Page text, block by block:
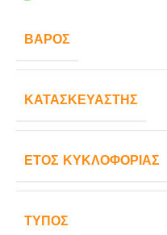
ΒΆΡΟΣ
ΚΑΤΑΣΚΕΥΑΣΤΉΣ
ΈΤΟΣ ΚΥΚΛΟΦΟΡΊΑΣ
ΤΎΠΟΣ